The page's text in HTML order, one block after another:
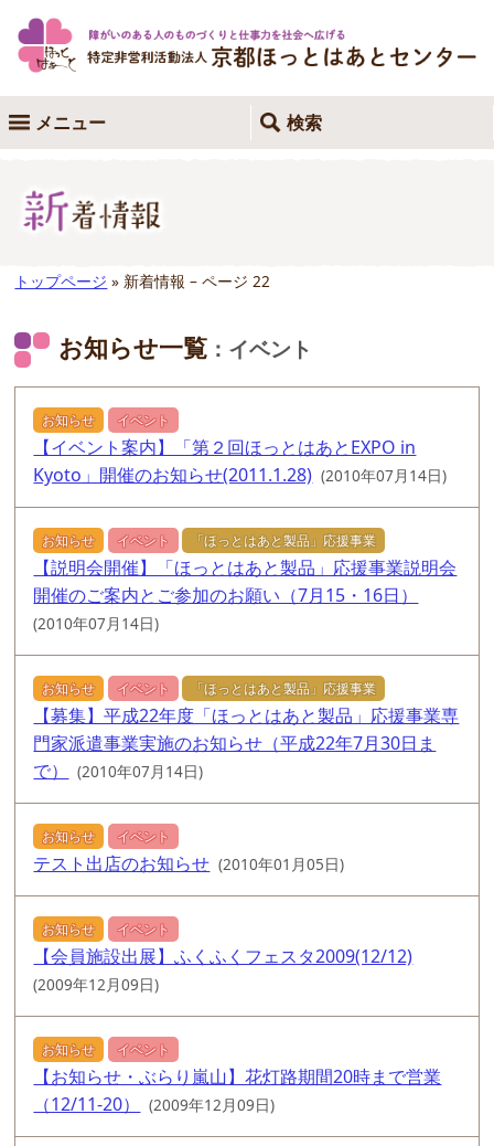
メニュー 検索
トップページ » 新着情報 – ページ 22
お知らせ一覧 ：イベント
お知らせ イベント
【イベント案内】「第２回ほっとはあとEXPO in
Kyoto」開催のお知らせ(2011.1.28) (2010年07月14日)
お知らせ イベント 「ほっとはあと製品」応援事業
【説明会開催】「ほっとはあと製品」応援事業説明会
開催のご案内とご参加のお願い（7月15・16日）
(2010年07月14日)
お知らせ イベント 「ほっとはあと製品」応援事業
【募集】平成22年度「ほっとはあと製品」応援事業専
門家派遣事業実施のお知らせ（平成22年7月30日ま
で）
(2010年07月14日)
お知らせ イベント
テスト出店のお知らせ (2010年01月05日)
お知らせ イベント
【会員施設出展】ふくふくフェスタ2009(12/12)
(2009年12月09日)
お知らせ イベント
【お知らせ・ぶらり嵐山】花灯路期間20時まで営業
（12/11-20）
(2009年12月09日)